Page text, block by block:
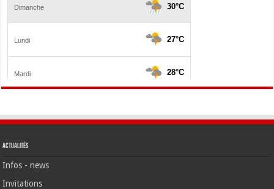
Actualités
Infos - news
Invitations